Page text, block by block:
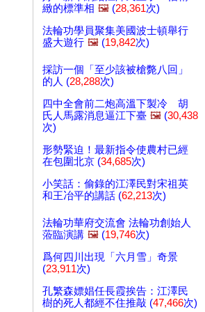
緻的標準相 🖼️ (28,361次)
法輪功學員聚集美國波士頓舉行
盛大遊行 🖼️ (19,842次)
採訪一個「至少該被槍斃八回」
的人 (28,288次)
四中全會前二炮高溫下製冷 胡
氏人馬露消息逼江下臺 🖼️ (30,438
次)
形勢緊迫！最新指令使農村已經
在包圍北京 (34,685次)
小笑話：偷錄的江澤民對宋祖英
和王冶平的講話 (62,213次)
法輪功華府交流會 法輪功創始人
蒞臨演講 🖼️ (19,746次)
爲何四川出現「六月雪」奇景
(23,911次)
孔繁森嫖娼任長霞挨告：江澤民
樹的死人都經不住推敲 (47,466次)